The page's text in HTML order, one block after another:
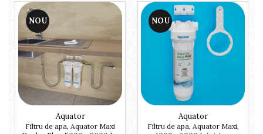
NOU
Aquator
Filtru de apa, Aquator Maxi
NOU
Aquator
Filtru de apa, Aquator Maxi,